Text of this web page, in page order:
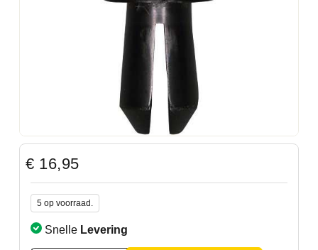
€ 16,95
5 op voorraad.
Snelle Levering